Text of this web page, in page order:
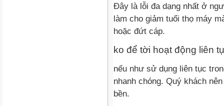
Đây là lỗi đa dạng nhất ở
làm cho giảm tuổi thọ máy
hoặc đứt cáp.
ko để tời hoạt động liên
nếu như sử dụng liên tục
nhanh chóng. Quý khách
bền.